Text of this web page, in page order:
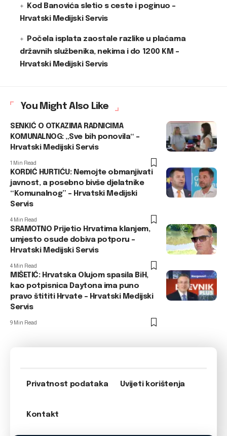
Kod Banovića sletio s ceste i poginuo –
Hrvatski Medijski Servis
Počela isplata zaostale razlike u plaćama
državnih službenika, nekima i do 1200 KM –
Hrvatski Medijski Servis
You Might Also Like
SENKIĆ O OTKAZIMA RADNICIMA
KOMUNALNOG: „Sve bih ponovila“ –
Hrvatski Medijski Servis
1 Min Read
KORDIĆ HURTIĆU: Nemojte obmanjivati
javnost, a posebno bivše djelatnike
“Komunalnog” – Hrvatski Medijski
Servis
4 Min Read
SRAMOTNO Prijetio Hrvatima klanjem,
umjesto osude dobiva potporu –
Hrvatski Medijski Servis
4 Min Read
MIŠETIĆ: Hrvatska Olujom spasila BiH,
kao potpisnica Daytona ima puno
pravo štititi Hrvate – Hrvatski Medijski
Servis
9 Min Read
Privatnost podataka Uvijeti korištenja
Kontakt